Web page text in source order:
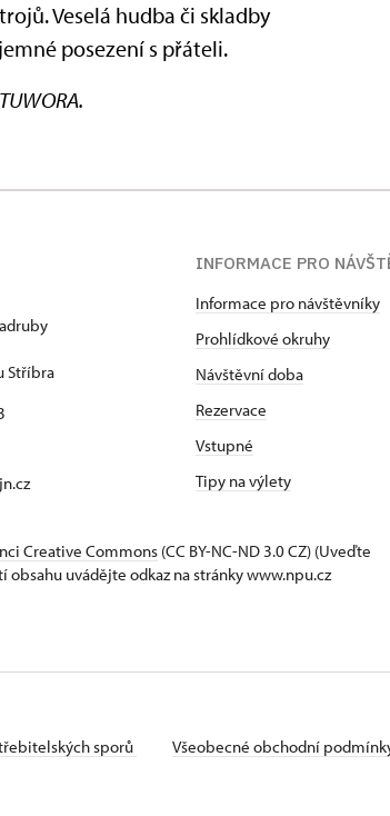
Veselá hudba či skladby
posezení s přáteli.
Stříbra
INFORMACE PRO
Informace pro návštěvníky
Prohlídkové okruhy
Návštěvní doba
Rezervace
Vstupné
Tipy na výlety
Creative Commons (CC BY-NC-ND 3.0 CZ) (Uveďte
uvádějte odkaz na stránky www.npu.cz
sporů Všeobecné obchodní